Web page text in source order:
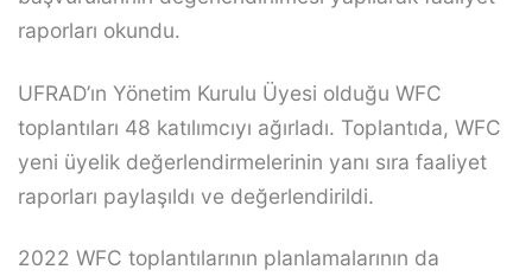
raporları okundu.
UFRAD’ın Yönetim Kurulu Üyesi olduğu WFC
toplantıları 48 katılımcıyı ağırladı. Toplantıda, WFC
yeni üyelik değerlendirmelerinin yanı sıra faaliyet
raporları paylaşıldı ve değerlendirildi.
2022 WFC toplantılarının planlamalarının da